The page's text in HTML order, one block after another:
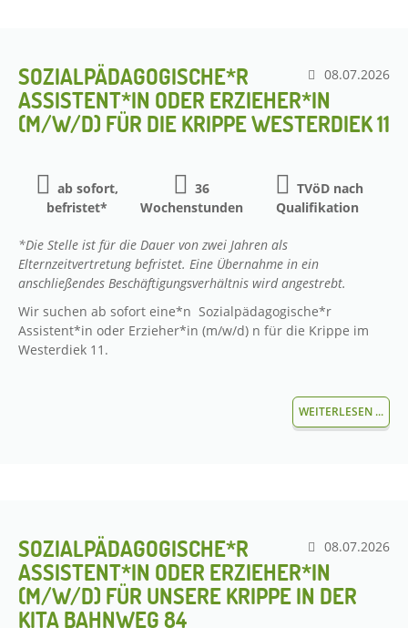
08.07.2026
SOZIALPÄDAGOGISCHE*R
ASSISTENT*IN ODER ERZIEHER*IN
(M/W/D) FÜR DIE KRIPPE WESTERDIEK 11
ab sofort,
befristet*
36
Wochenstunden
TVöD nach
Qualifikation
*Die Stelle ist für die Dauer von zwei Jahren als
Elternzeitvertretung befristet. Eine Übernahme in ein
anschließendes Beschäftigungsverhältnis wird angestrebt.
Wir suchen ab sofort eine*n Sozialpädagogische*r
Assistent*in oder Erzieher*in (m/w/d) n für die Krippe im
Westerdiek 11.
WEITERLESEN ...
08.07.2026
SOZIALPÄDAGOGISCHE*R
ASSISTENT*IN ODER ERZIEHER*IN
(M/W/D) FÜR UNSERE KRIPPE IN DER
KITA BAHNWEG 84